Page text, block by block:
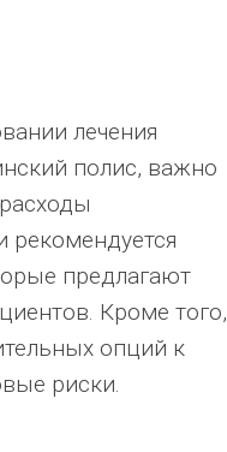
лечения
полис, важно
рекомендуется
предлагают
Кроме того,
опций к
риски.